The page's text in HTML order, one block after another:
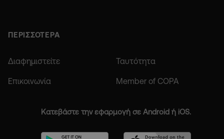
ΠΕΡΙΣΣΟΤΕΡΑ
Διαφημιστείτε Ταυτότητα
Επικοινωνία Member of COPA
Κατεβάστε την εφαρμογή σε Android ή iOS.